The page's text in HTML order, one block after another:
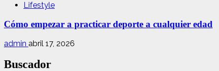
Lifestyle
Cómo empezar a practicar deporte a cualquier edad
admin abril 17, 2026
Buscador